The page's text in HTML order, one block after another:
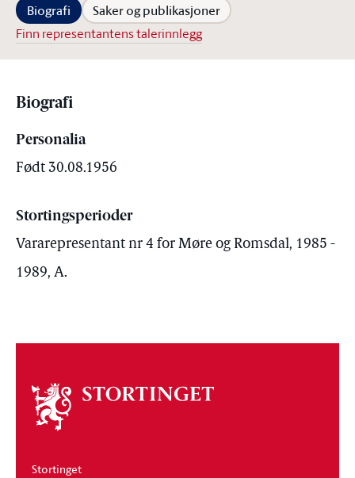
Biografi Saker og publikasjoner
Finn representantens talerinnlegg
Biografi
Personalia
Født 30.08.1956
Stortingsperioder
Vararepresentant nr 4 for Møre og Romsdal, 1985 -
1989, A.
Om
stortinget
Stortinget